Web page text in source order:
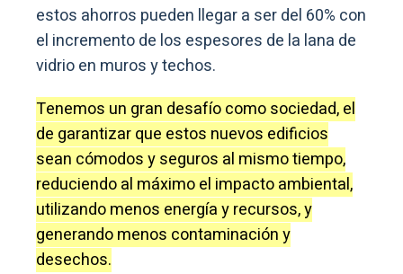
estos ahorros pueden llegar a ser del 60% con
el incremento de los espesores de la lana de
vidrio en muros y techos.
Tenemos un gran desafío como sociedad, el
de garantizar que estos nuevos edificios
sean cómodos y seguros al mismo tiempo,
reduciendo al máximo el impacto ambiental,
utilizando menos energía y recursos, y
generando menos contaminación y
desechos.